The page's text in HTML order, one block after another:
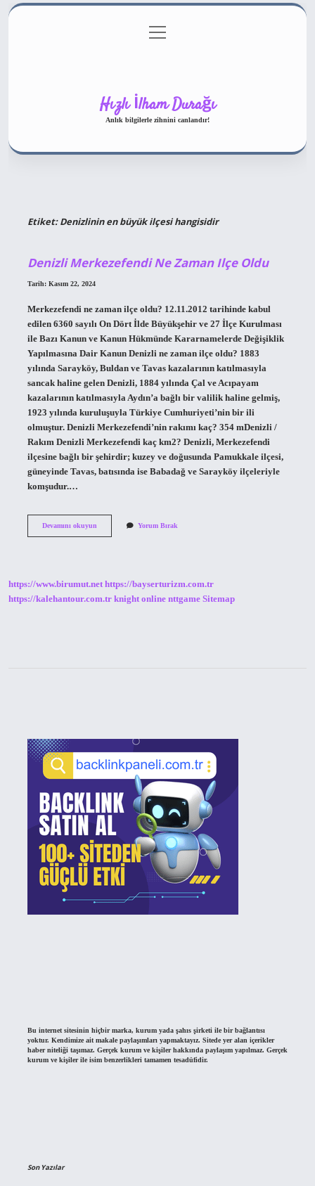
Gizlilik Politikası
menüyü
aç
Hızlı İlham Durağı
Anlık bilgilerle zihnini canlandır!
Etiket:Denizlinin en büyük ilçesi hangisidir
Denizli Merkezefendi Ne Zaman Ilçe Oldu
Tarih: Kasım 22, 2024
Merkezefendi ne zaman ilçe oldu? 12.11.2012 tarihinde kabul
edilen 6360 sayılı On Dört İlde Büyükşehir ve 27 İlçe Kurulması
ile Bazı Kanun ve Kanun Hükmünde Kararnamelerde Değişiklik
Yapılmasına Dair Kanun Denizli ne zaman ilçe oldu? 1883
yılında Sarayköy, Buldan ve Tavas kazalarının katılmasıyla
sancak haline gelen Denizli, 1884 yılında Çal ve Acıpayam
kazalarının katılmasıyla Aydın’a bağlı bir valilik haline gelmiş,
1923 yılında kuruluşuyla Türkiye Cumhuriyeti’nin bir ili
olmuştur. Denizli Merkezefendi’nin rakımı kaç? 354 mDenizli /
Rakım Denizli Merkezefendi kaç km2? Denizli, Merkezefendi
ilçesine bağlı bir şehirdir; kuzey ve doğusunda Pamukkale ilçesi,
güneyinde Tavas, batısında ise Babadağ ve Sarayköy ilçeleriyle
komşudur.…
Devamını okuyunDenizli
Yorum Bırak
https://www.birumut.net https://bayserturizm.com.tr
https://kalehantour.com.tr knight online nttgame Sitemap
Bu internet sitesinin hiçbir marka, kurum yada şahıs şirketi ile bir bağlantısı
yoktur. Kendimize ait makale paylaşımları yapmaktayız. Sitede yer alan içerikler
haber niteliği taşımaz. Gerçek kurum ve kişiler hakkında paylaşım yapılmaz. Gerçek
kurum ve kişiler ile isim benzerlikleri tamamen tesadüfidir.
Son Yazılar